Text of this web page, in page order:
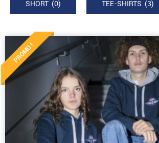
SHORT (0) TEE-SHIRTS (3)
PROMO !